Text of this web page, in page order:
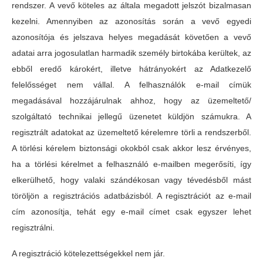
rendszer. A vevő köteles az általa megadott jelszót bizalmasan
kezelni. Amennyiben az azonosítás során a vevő egyedi
azonosítója és jelszava helyes megadását követően a vevő
adatai arra jogosulatlan harmadik személy birtokába kerültek, az
ebből eredő károkért, illetve hátrányokért az Adatkezelő
felelősséget nem vállal. A felhasználók e-mail címük
megadásával hozzájárulnak ahhoz, hogy az üzemeltető/
szolgáltató technikai jellegű üzenetet küldjön számukra. A
regisztrált adatokat az üzemeltető kérelemre törli a rendszerből.
A törlési kérelem biztonsági okokból csak akkor lesz érvényes,
ha a törlési kérelmet a felhasználó e-mailben megerősíti, így
elkerülhető, hogy valaki szándékosan vagy tévedésből mást
töröljön a regisztrációs adatbázisból. A regisztrációt az e-mail
cím azonosítja, tehát egy e-mail címet csak egyszer lehet
regisztrálni.
A regisztráció kötelezettségekkel nem jár.